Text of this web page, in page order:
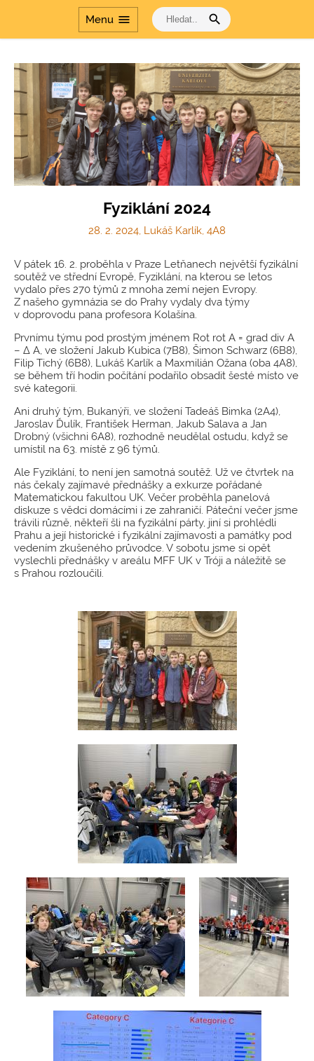
Menu menu search
Fyziklání 2024
28. 2. 2024, Lukáš Karlík, 4A8
V pátek 16. 2. proběhla v Praze Letňanech největší fyzikální
soutěž ve střední Evropě, Fyziklání, na kterou se letos
vydalo přes 270 týmů z mnoha zemí nejen Evropy.
Z našeho gymnázia se do Prahy vydaly dva týmy
v doprovodu pana profesora Kolašína.
Prvnímu týmu pod prostým jménem Rot rot A = grad div A
– Δ A, ve složení Jakub Kubica (7B8), Šimon Schwarz (6B8),
Filip Tichý (6B8), Lukáš Karlík a Maxmilián Ožana (oba 4A8),
se během tří hodin počítání podařilo obsadit šesté místo ve
své kategorii.
Ani druhý tým, Bukanýři, ve složení Tadeáš Bimka (2A4),
Jaroslav Ďulík, František Herman, Jakub Salava a Jan
Drobný (všichni 6A8), rozhodně neudělal ostudu, když se
umístil na 63. místě z 96 týmů.
Ale Fyziklání, to není jen samotná soutěž. Už ve čtvrtek na
nás čekaly zajímavé přednášky a exkurze pořádané
Matematickou fakultou UK. Večer proběhla panelová
diskuze s vědci domácími i ze zahraničí. Páteční večer jsme
trávili různě, někteří šli na fyzikální párty, jiní si prohlédli
Prahu a její historické i fyzikální zajímavosti a památky pod
vedením zkušeného průvodce. V sobotu jsme si opět
vyslechli přednášky v areálu MFF UK v Tróji a náležitě se
s Prahou rozloučili.